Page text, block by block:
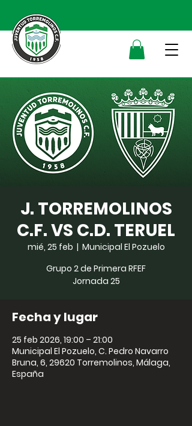
J. TORREMOLINOS
C.F. VS C.D. TERUEL
mié, 25 feb
  |
Municipal El Pozuelo
Grupo 2 de Primera RFEF
Jornada 25
Fecha y lugar
25 feb 2026, 19:00 – 21:00
Municipal El Pozuelo, C. Pedro Navarro
Bruna, 6, 29620 Torremolinos, Málaga,
España